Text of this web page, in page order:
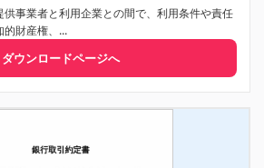
供事業者と利用企業との間で、利用条件や責任
的財産権、...
ダウンロードページへ